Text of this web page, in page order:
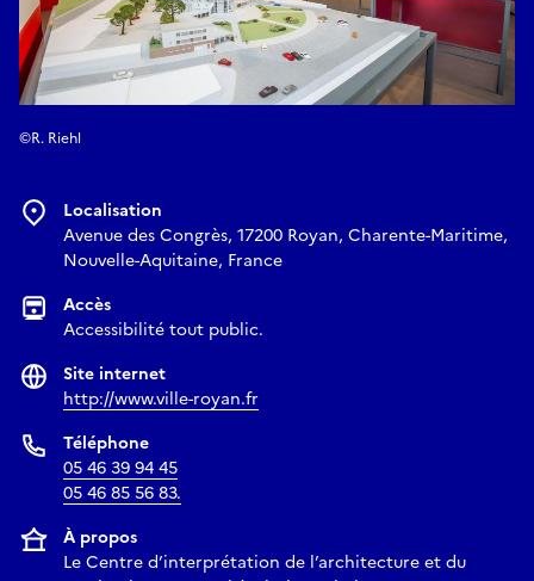
©R. Riehl
Localisation
Avenue des Congrès, 17200 Royan, Charente-Maritime,
Nouvelle-Aquitaine, France
Accès
Accessibilité tout public.
Site internet
http://www.ville-royan.fr
Téléphone
05 46 39 94 45
05 46 85 56 83.
À propos
Le Centre d’interprétation de l’architecture et du